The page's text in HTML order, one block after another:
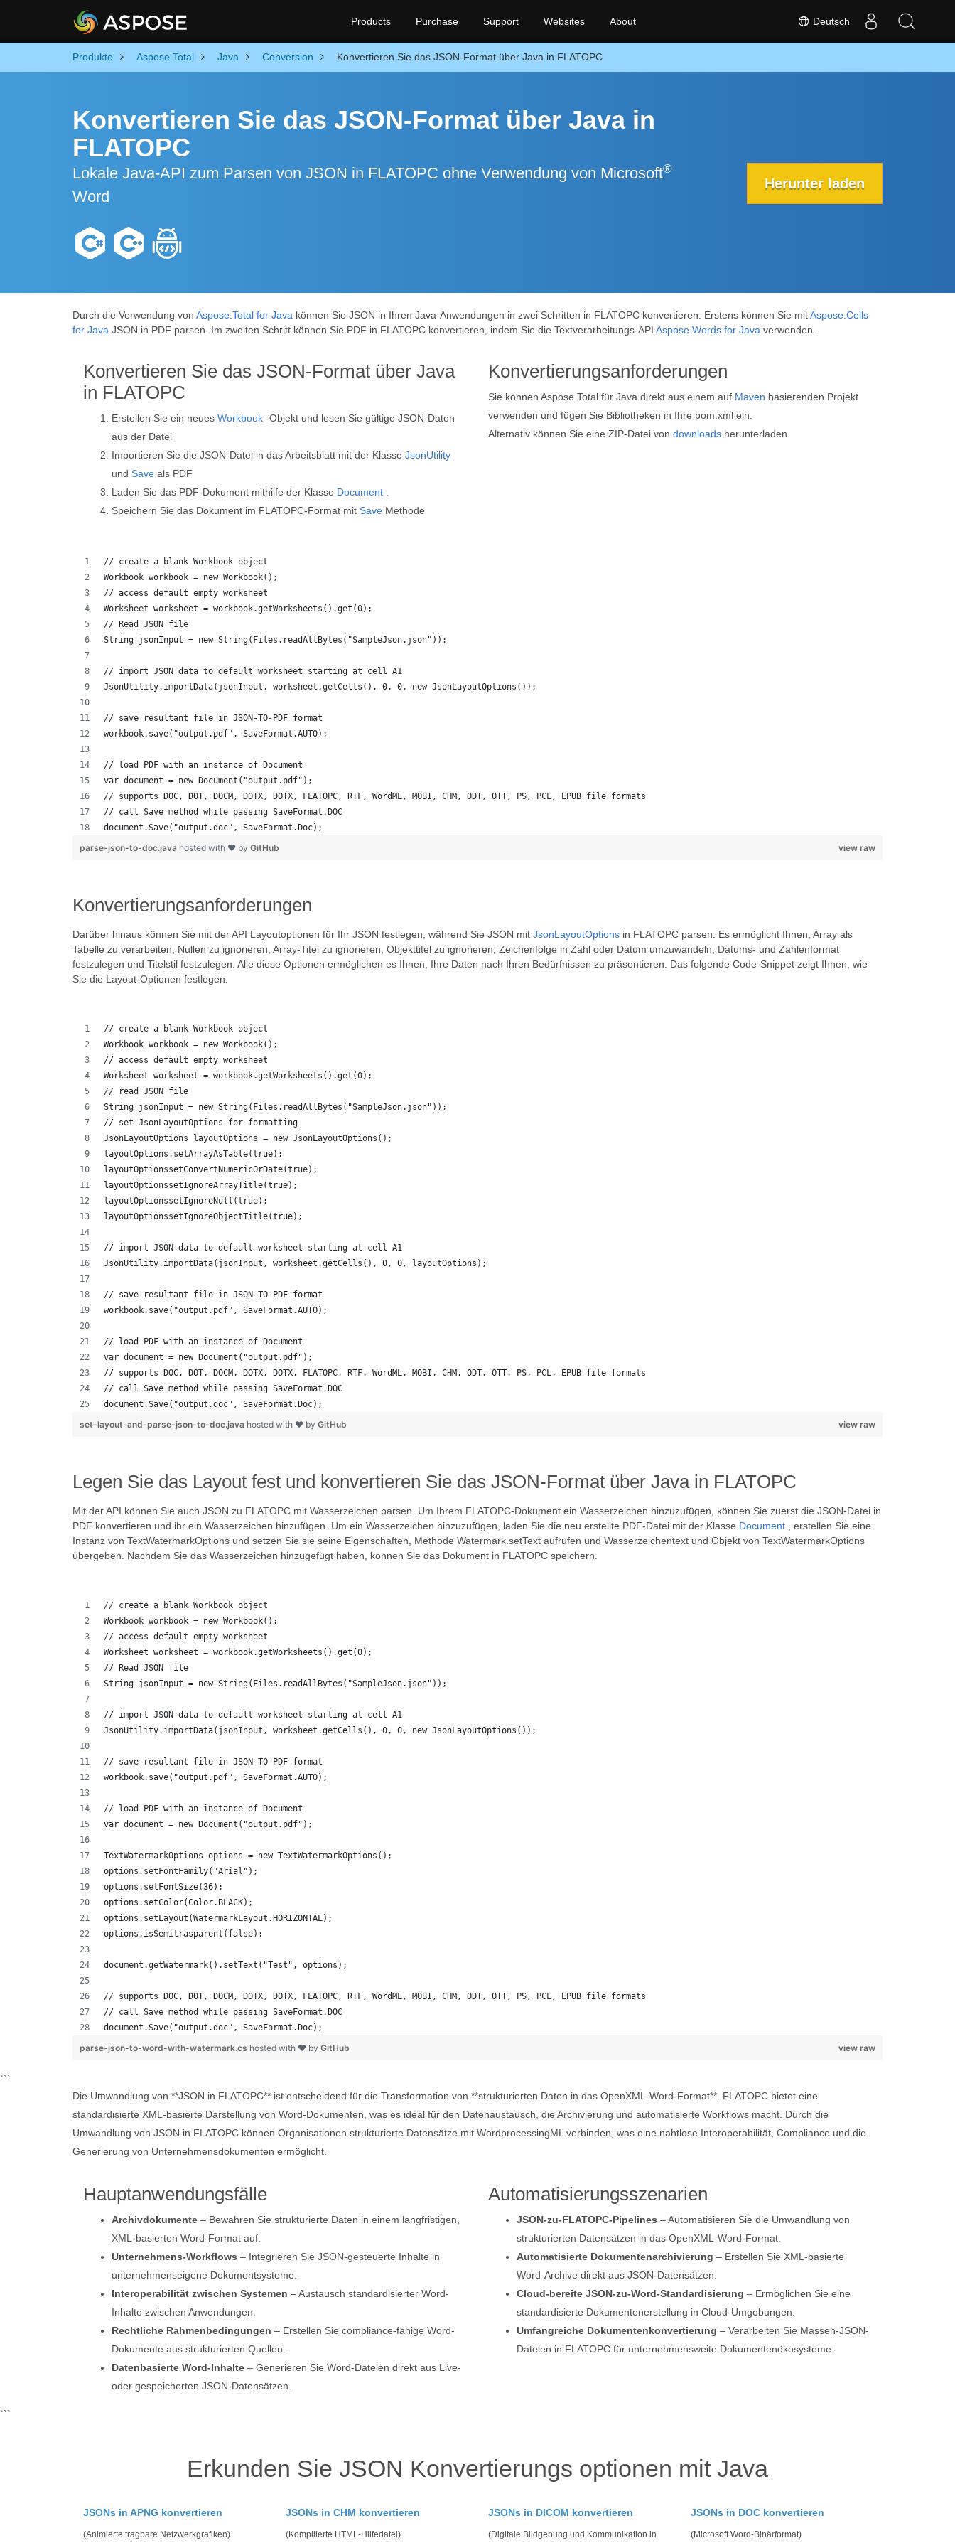
Deutsch
Products Purchase Support Websites About
Produkte Aspose.Total Java Conversion Konvertieren Sie das JSON-Format über Java in FLATOPC
Konvertieren Sie das JSON-Format über Java in
FLATOPC
Lokale Java-API zum Parsen von JSON in FLATOPC ohne Verwendung von Microsoft®
Word
Herunter laden
Durch die Verwendung von Aspose.Total for Java können Sie JSON in Ihren Java-Anwendungen in zwei Schritten in FLATOPC konvertieren. Erstens können Sie mitAspose.Cells
for Java JSON in PDF parsen. Im zweiten Schritt können Sie PDF in FLATOPC konvertieren, indem Sie die Textverarbeitungs-API Aspose.Words for Java verwenden.
Konvertieren Sie das JSON-Format über Java
in FLATOPC
Erstellen Sie ein neues Workbook -Objekt und lesen Sie gültige JSON-Daten
aus der Datei
Importieren Sie die JSON-Datei in das Arbeitsblatt mit der Klasse JsonUtility
und Save als PDF
Laden Sie das PDF-Dokument mithilfe der Klasse Document
Speichern Sie das Dokument im FLATOPC-Format mit Save Methode
Konvertierungsanforderungen
Sie können Aspose.Total für Java direkt aus einem auf Maven basierenden Projekt
verwenden und fügen Sie Bibliotheken in Ihre pom.xml ein.
Alternativ können Sie eine ZIP-Datei von downloads herunterladen.
// create a blank Workbook object
Workbook workbook = new Workbook();
// access default empty worksheet
Worksheet worksheet = workbook.getWorksheets().get(0);
// Read JSON file
String jsonInput = new String(Files.readAllBytes("SampleJson.json"));
// import JSON data to default worksheet starting at cell A1
JsonUtility.importData(jsonInput, worksheet.getCells(), 0, 0, new JsonLayoutOptions());
// save resultant file in JSON-TO-PDF format
workbook.save("output.pdf", SaveFormat.AUTO);
// load PDF with an instance of Document
var document = new Document("output.pdf");
// supports DOC, DOT, DOCM, DOTX, DOTX, FLATOPC, RTF, WordML, MOBI, CHM, ODT, OTT, PS, PCL, EPUB file formats
// call Save method while passing SaveFormat.DOC
document.Save("output.doc", SaveFormat.Doc);
view raw
parse-json-to-doc.java hosted with ❤ by GitHub
Konvertierungsanforderungen
Darüber hinaus können Sie mit der API Layoutoptionen für Ihr JSON festlegen, während Sie JSON mit JsonLayoutOptions in FLATOPC parsen. Es ermöglicht Ihnen, Array als
Tabelle zu verarbeiten, Nullen zu ignorieren, Array-Titel zu ignorieren, Objekttitel zu ignorieren, Zeichenfolge in Zahl oder Datum umzuwandeln, Datums- und Zahlenformat
festzulegen und Titelstil festzulegen. Alle diese Optionen ermöglichen es Ihnen, Ihre Daten nach Ihren Bedürfnissen zu präsentieren. Das folgende Code-Snippet zeigt Ihnen, wie
Sie die Layout-Optionen festlegen.
// create a blank Workbook object
Workbook workbook = new Workbook();
// access default empty worksheet
Worksheet worksheet = workbook.getWorksheets().get(0);
// read JSON file
String jsonInput = new String(Files.readAllBytes("SampleJson.json"));
// set JsonLayoutOptions for formatting
JsonLayoutOptions layoutOptions = new JsonLayoutOptions();
layoutOptions.setArrayAsTable(true);
layoutOptionssetConvertNumericOrDate(true);
layoutOptionssetIgnoreArrayTitle(true);
layoutOptionssetIgnoreNull(true);
layoutOptionssetIgnoreObjectTitle(true);
// import JSON data to default worksheet starting at cell A1
JsonUtility.importData(jsonInput, worksheet.getCells(), 0, 0, layoutOptions);
// save resultant file in JSON-TO-PDF format
workbook.save("output.pdf", SaveFormat.AUTO);
// load PDF with an instance of Document
var document = new Document("output.pdf");
// supports DOC, DOT, DOCM, DOTX, DOTX, FLATOPC, RTF, WordML, MOBI, CHM, ODT, OTT, PS, PCL, EPUB file formats
// call Save method while passing SaveFormat.DOC
document.Save("output.doc", SaveFormat.Doc);
view raw
set-layout-and-parse-json-to-doc.java hosted with ❤ by GitHub
Legen Sie das Layout fest und konvertieren Sie das JSON-Format über Java in FLATOPC
Mit der API können Sie auch JSON zu FLATOPC mit Wasserzeichen parsen. Um Ihrem FLATOPC-Dokument ein Wasserzeichen hinzuzufügen, können Sie zuerst die JSON-Datei in
PDF konvertieren und ihr ein Wasserzeichen hinzufügen. Um ein Wasserzeichen hinzuzufügen, laden Sie die neu erstellte PDF-Datei mit der Klasse Document , erstellen Sie eine
Instanz von TextWatermarkOptions und setzen Sie sie seine Eigenschaften, Methode Watermark.setText aufrufen und Wasserzeichentext und Objekt von TextWatermarkOptions
übergeben. Nachdem Sie das Wasserzeichen hinzugefügt haben, können Sie das Dokument in FLATOPC speichern.
// create a blank Workbook object
Workbook workbook = new Workbook();
// access default empty worksheet
Worksheet worksheet = workbook.getWorksheets().get(0);
// Read JSON file
String jsonInput = new String(Files.readAllBytes("SampleJson.json"));
// import JSON data to default worksheet starting at cell A1
JsonUtility.importData(jsonInput, worksheet.getCells(), 0, 0, new JsonLayoutOptions());
// save resultant file in JSON-TO-PDF format
workbook.save("output.pdf", SaveFormat.AUTO);
// load PDF with an instance of Document
var document = new Document("output.pdf");
TextWatermarkOptions options = new TextWatermarkOptions();
options.setFontFamily("Arial");
options.setFontSize(36);
options.setColor(Color.BLACK);
options.setLayout(WatermarkLayout.HORIZONTAL);
options.isSemitrasparent(false);
document.getWatermark().setText("Test", options);
// supports DOC, DOT, DOCM, DOTX, DOTX, FLATOPC, RTF, WordML, MOBI, CHM, ODT, OTT, PS, PCL, EPUB file formats
// call Save method while passing SaveFormat.DOC
document.Save("output.doc", SaveFormat.Doc);
view raw
parse-json-to-word-with-watermark.cs hosted with ❤ by GitHub
```
Die Umwandlung von **JSON in FLATOPC** ist entscheidend für die Transformation von **strukturierten Daten in das OpenXML-Word-Format**. FLATOPC bietet eine
standardisierte XML-basierte Darstellung von Word-Dokumenten, was es ideal für den Datenaustausch, die Archivierung und automatisierte Workflows macht. Durch die
Umwandlung von JSON in FLATOPC können Organisationen strukturierte Datensätze mit WordprocessingML verbinden, was eine nahtlose Interoperabilität, Compliance und die
Generierung von Unternehmensdokumenten ermöglicht.
Hauptanwendungsfälle
Archivdokumente – Bewahren Sie strukturierte Daten in einem langfristigen,
XML-basierten Word-Format auf.
Unternehmens-Workflows – Integrieren Sie JSON-gesteuerte Inhalte in
unternehmenseigene Dokumentsysteme.
Interoperabilität zwischen Systemen – Austausch standardisierter Word-
Inhalte zwischen Anwendungen.
Rechtliche Rahmenbedingungen – Erstellen Sie compliance-fähige Word-
Dokumente aus strukturierten Quellen.
Datenbasierte Word-Inhalte – Generieren Sie Word-Dateien direkt aus Live-
oder gespeicherten JSON-Datensätzen.
Automatisierungsszenarien
JSON-zu-FLATOPC-Pipelines – Automatisieren Sie die Umwandlung von
strukturierten Datensätzen in das OpenXML-Word-Format.
Automatisierte Dokumentenarchivierung – Erstellen Sie XML-basierte
Word-Archive direkt aus JSON-Datensätzen.
Cloud-bereite JSON-zu-Word-Standardisierung – Ermöglichen Sie eine
standardisierte Dokumentenerstellung in Cloud-Umgebungen.
Umfangreiche Dokumentenkonvertierung – Verarbeiten Sie Massen-JSON-
Dateien in FLATOPC für unternehmensweite Dokumentenökosysteme.
```
Erkunden Sie JSON Konvertierungs optionen mit Java
JSONs in APNG konvertieren
(Animierte tragbare Netzwerkgrafiken)
JSONs in CHM konvertieren
(Kompilierte HTML-Hilfedatei)
JSONs in DICOM konvertieren
(Digitale Bildgebung und Kommunikation in
JSONs in DOC konvertieren
(Microsoft Word-Binärformat)